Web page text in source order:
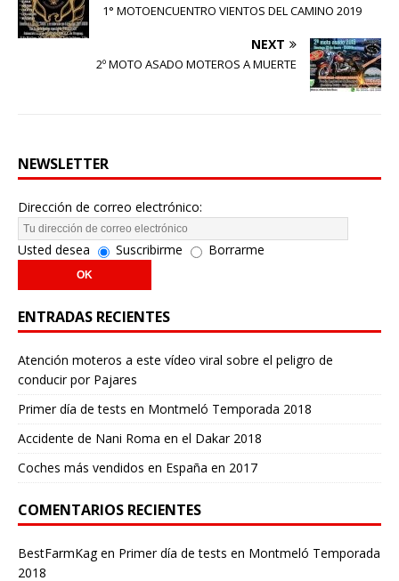
1° MOTOENCUENTRO VIENTOS DEL CAMINO 2019
NEXT
2º MOTO ASADO MOTEROS A MUERTE
NEWSLETTER
Dirección de correo electrónico:
Usted desea Suscribirme Borrarme
ENTRADAS RECIENTES
Atención moteros a este vídeo viral sobre el peligro de
conducir por Pajares
Primer día de tests en Montmeló Temporada 2018
Accidente de Nani Roma en el Dakar 2018
Coches más vendidos en España en 2017
COMENTARIOS RECIENTES
BestFarmKagen Primer día de tests en Montmeló Temporada
2018